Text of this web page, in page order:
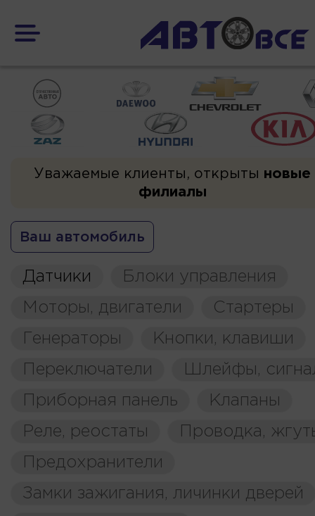
Уважаемые клиенты, открыты новые
филиалы
Ваш автомобиль
Датчики
Блоки управления
Моторы, двигатели
Стартеры
Генераторы
Кнопки, клавиши
Переключатели
Шлейфы,
Приборная панель
Клапаны
Реле, реостаты
Проводка,
Предохранители
Замки зажигания, личинки дверей